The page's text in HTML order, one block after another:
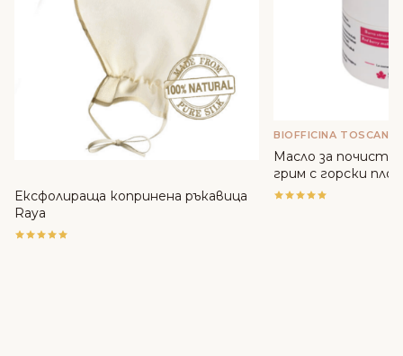
Ексфолираща копринена ръкавица
Raya
BIOFFICINA TOSCANA
Масло за
грим с горски
Toscana